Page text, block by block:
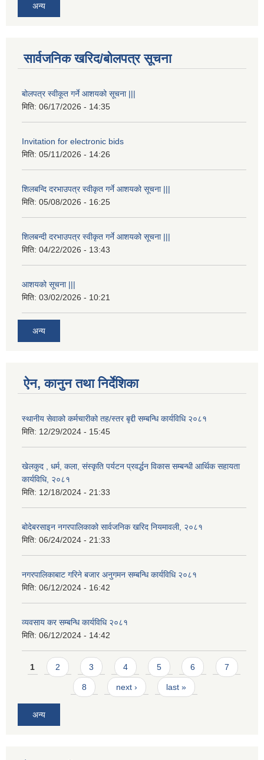
अन्य
सार्वजनिक खरिद/बोलपत्र सूचना
बोलपत्र स्वीकूत गर्ने आशयको सूचना |||
मिति: 06/17/2026 - 14:35
Invitation for electronic bids
मिति: 05/11/2026 - 14:26
शिलबन्दि दरभाउपत्र स्वीकृत गर्ने आशयको सूचना |||
मिति: 05/08/2026 - 16:25
शिलबन्दी दरभाउपत्र स्वीकृत गर्ने आशयको सूचना |||
मिति: 04/22/2026 - 13:43
आशयको सूचना |||
मिति: 03/02/2026 - 10:21
अन्य
ऐन, कानुन तथा निर्देशिका
स्थानीय सेवाको कर्मचारीको तह/स्तर बृद्दी सम्बन्धि कार्यविधि २०८१
मिति: 12/29/2024 - 15:45
खेलकुद , धर्म, कला, संस्कृति पर्यटन प्रवर्द्धन विकास सम्बन्धी आर्थिक सहायता
कार्यविधि, २०८१
मिति: 12/18/2024 - 21:33
बोदेबरसाइन नगरपालिकाको सार्वजनिक खरिद नियमावली, २०८१
मिति: 06/24/2024 - 21:33
नगरपालिकाबाट गरिने बजार अनुगमन सम्बन्धि कार्यविधि २०८१
मिति: 06/12/2024 - 16:42
व्यवसाय कर सम्बन्धि कार्यविधि २०८१
मिति: 06/12/2024 - 14:42
Pages
1 2 3 4 5 6 7
8 next › last »
अन्य